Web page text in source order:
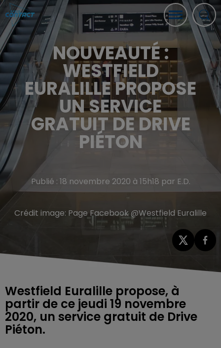
NOUVEAUTÉ :
WESTFIELD
EURALILLE PROPOSE
UN SERVICE
GRATUIT DE DRIVE
PIÉTON
Publié : 18 novembre 2020 à 15h18 par E.D.
Crédit image: Page Facebook @Westfield Euralille
Westfield Euralille propose, à
partir de ce jeudi 19 novembre
2020, un service gratuit de Drive
Piéton.